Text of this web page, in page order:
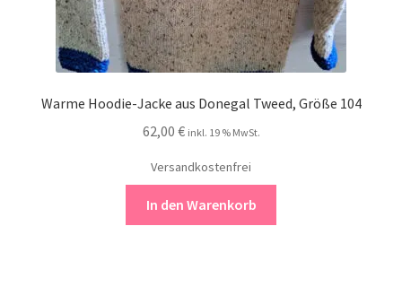
Warme Hoodie-Jacke aus Donegal Tweed, Größe 104
62,00 € inkl. 19 % MwSt.
Versandkostenfrei
In den Warenkorb